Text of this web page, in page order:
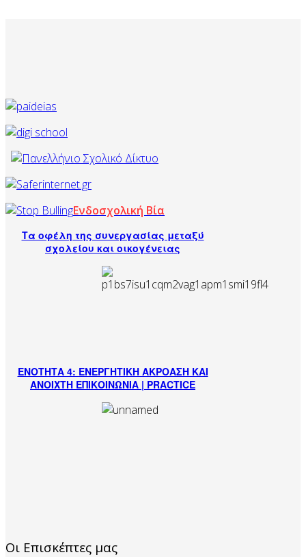
Ενδοσχολική Βία
Τα οφέλη της συνεργασίας μεταξύ
σχολείου και οικογένειας
ΕΝΟΤΗΤΑ 4: ΕΝΕΡΓΗΤΙΚΗ ΑΚΡΟΑΣΗ ΚΑΙ
ΑΝΟΙΧΤΗ ΕΠΙΚΟΙΝΩΝΙΑ | PRACTICE
Οι Επισκέπτες μας